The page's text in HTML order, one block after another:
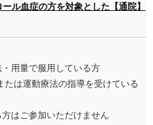
ル血症の方を対象とした【通院】
用量で服用している方
たは運動療法の指導を受けている
はご参加いただけません